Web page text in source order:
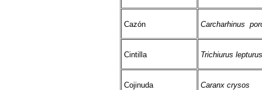
Cazón Carcharhinus
Cintilla Trichiurus lepturus
Cojinuda Caranx crysos